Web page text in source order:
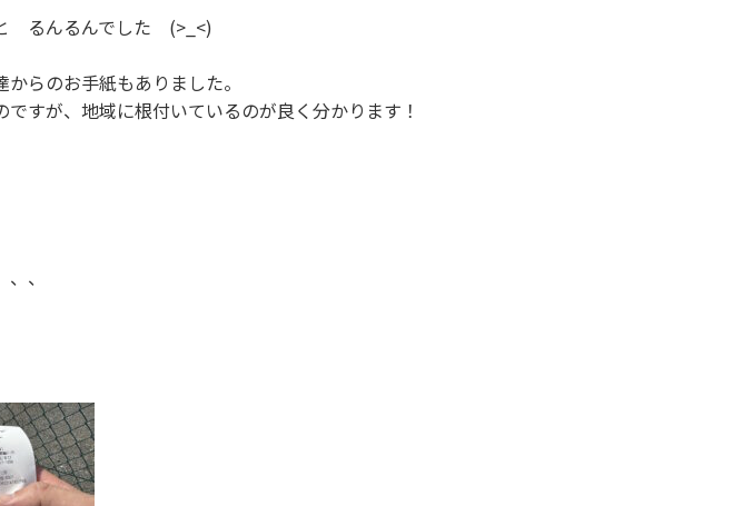
るんるんでした (>_<)
らのお手紙もありました。
すが、地域に根付いているのが良く分かります！
、